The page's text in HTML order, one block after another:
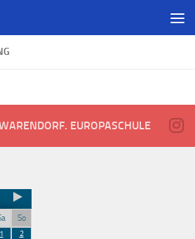
EUROPASCHULE
So
1
2